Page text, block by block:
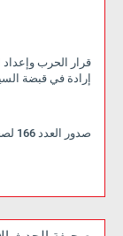
قرار الحرب
إرادة في قبضة
صدور العدد 166 لصحيفة الحدث الاسبوعي من لندن